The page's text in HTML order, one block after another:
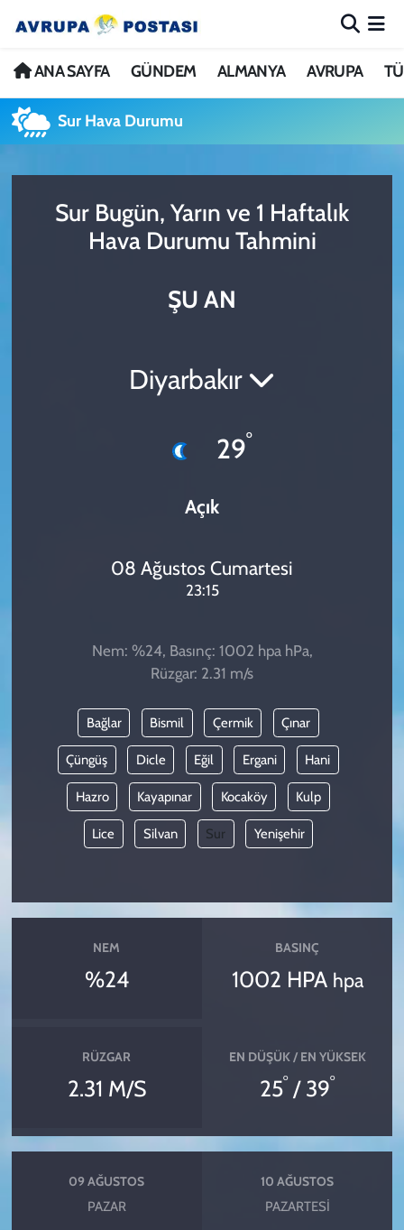
ANA SAYFA GÜNDEM ALMANYA AVRUPA
Sur Hava Durumu
Sur Bugün, Yarın ve 1 Haftalık
Hava Durumu Tahmini
ŞU AN
Diyarbakır
29°
Açık
08 Ağustos Cumartesi
23:15
Nem: %24, Basınç: 1002 hpa hPa,
Rüzgar: 2.31 m/s
Bağlar Bismil Çermik Çınar
Çüngüş Dicle Eğil Ergani Hani
Hazro Kayapınar Kocaköy Kulp
Lice Silvan Sur Yenişehir
NEM
%24
BASINÇ
1002 HPA hpa
RÜZGAR
2.31 M/S
EN DÜŞÜK / EN YÜKSEK
25° / 39°
09 AĞUSTOS
PAZAR
10 AĞUSTOS
PAZARTESI
ANA SAYFA
GÜNDEM
AVRUPA
TÜRKİYE
Nöbetçi Eczaneler
Hava Durumu
Trafik Durumu
Avrupa Ligi Puan Durumu ve Fikstür